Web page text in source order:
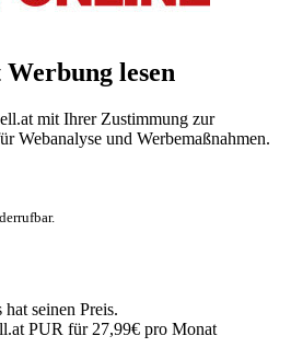
lesen
mit Ihrer Zustimmung zur
Webanalyse und Werbemaßnahmen.
seinen Preis.
PUR für 27,99€ pro Monat